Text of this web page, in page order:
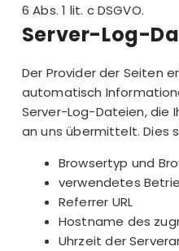
6 Abs. 1 lit. c DSGVO.
Server-Log-
Der Provider der Seiten
automatisch
Server-Log-Dateien, die
an uns übermittelt. Dies
Browsertyp und
verwendetes
Referrer URL
Hostname des
Uhrzeit der